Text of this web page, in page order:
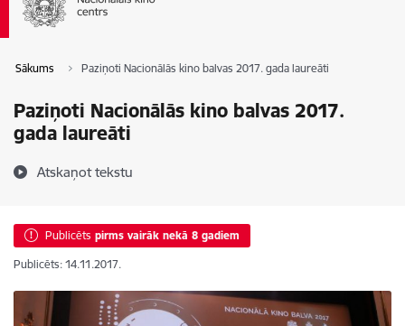
Sākums Paziņoti Nacionālās kino balvas 2017. gada laureāti
Paziņoti Nacionālās kino balvas 2017.
gada laureāti
Atskaņot tekstu
Publicēts pirms vairāk nekā 8 gadiem
Publicēts: 14.11.2017.